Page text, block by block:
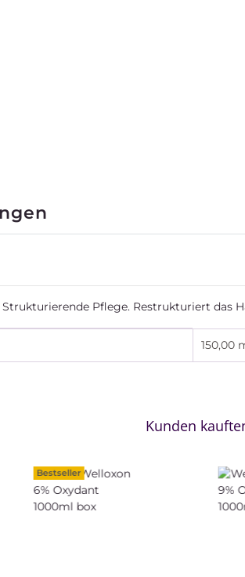
Pflege. Restrukturiert das
150,00
Kunden
Bestseller